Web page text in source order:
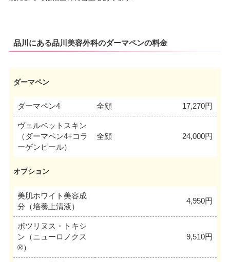
品川にある品川美容外科のダーマペンの料金
ダーマペン
ダーマペン4 全顔 17,270円
ヴェルベットスキン
（ダーマペン4+コラ
ーゲンピール）
全顔 24,000円
オプション
美肌ホワイト美容成
分（培養上清液）
4,950円
ボツリヌス・トキシ
ン（ニューロノクス
®）
9,510円